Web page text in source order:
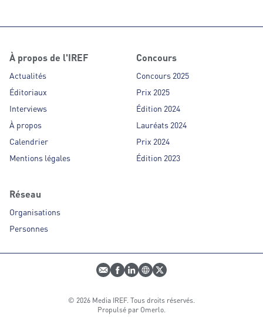
À propos de l'IREF
Actualités
Éditoriaux
Interviews
À propos
Calendrier
Mentions légales
Concours
Concours 2025
Prix 2025
Édition 2024
Lauréats 2024
Prix 2024
Édition 2023
Réseau
Organisations
Personnes
E-mailProfil Facebook
Profil LinkedIn
Site webProfil Twitter
© 2026 Media IREF. Tous droits réservés.
Propulsé par Omerlo.